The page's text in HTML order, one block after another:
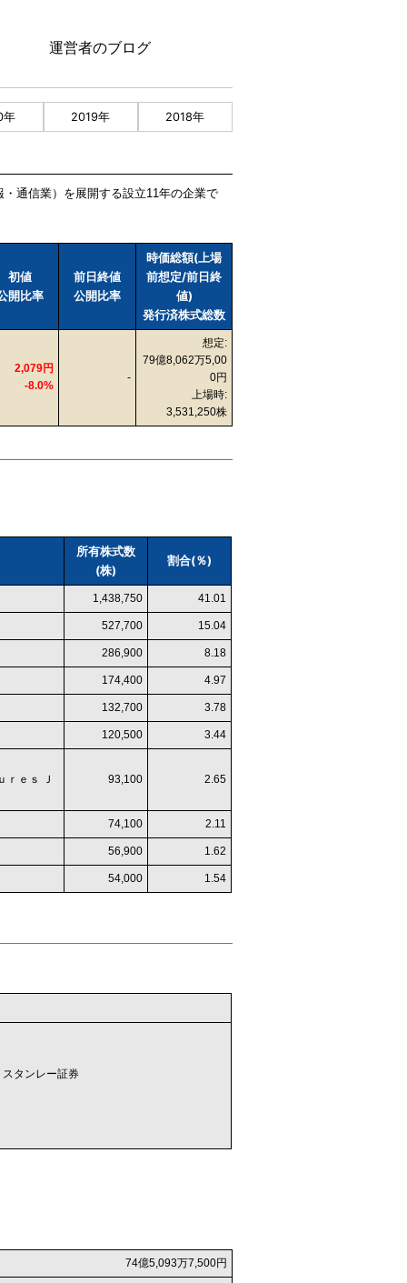
運営者のブログ
年 2019年 2018年
通信業）を展開する設立11年の企業で
初値
開比率
前日終値
公開比率
時価総額(上場
前想定/前日終
値)
発行済株式総数
2,079円
-8.0%
-
想定:
79億8,062万5,00
0円
上場時:
3,531,250株
所有株式数
(株)
割合(％)
1,438,750 41.01
527,700 15.04
286,900 8.18
174,400 4.97
132,700 3.78
120,500 3.44
ｒｅｓ Ｊ 93,100 2.65
74,100 2.11
56,900 1.62
54,000 1.54
タンレー証券
74億5,093万7,500円